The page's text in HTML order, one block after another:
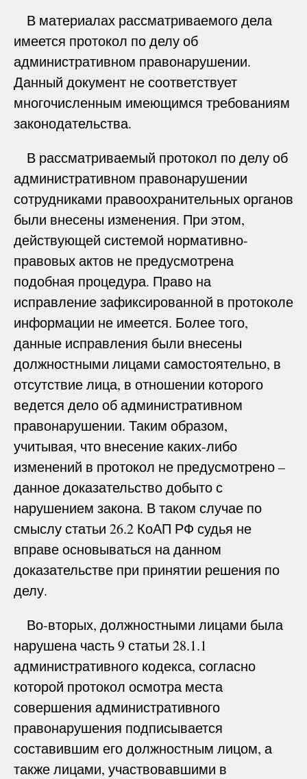
В материалах рассматриваемого дела
имеется протокол по делу об
административном правонарушении.
Данный документ не соответствует
многочисленным имеющимся требованиям
законодательства.
В рассматриваемый протокол по делу об
административном правонарушении
сотрудниками правоохранительных органов
были внесены изменения. При этом,
действующей системой нормативно-
правовых актов не предусмотрена
подобная процедура. Право на
исправление зафиксированной в протоколе
информации не имеется. Более того,
данные исправления были внесены
должностными лицами самостоятельно, в
отсутствие лица, в отношении которого
ведется дело об административном
правонарушении. Таким образом,
учитывая, что внесение каких-либо
изменений в протокол не предусмотрено –
данное доказательство добыто с
нарушением закона. В таком случае по
смыслу статьи 26.2 КоАП РФ судья не
вправе основываться на данном
доказательстве при принятии решения по
делу.
Во-вторых, должностными лицами была
нарушена часть 9 статьи 28.1.1
административного кодекса, согласно
которой протокол осмотра места
совершения административного
правонарушения подписывается
составившим его должностным лицом, а
также лицами, участвовавшими в